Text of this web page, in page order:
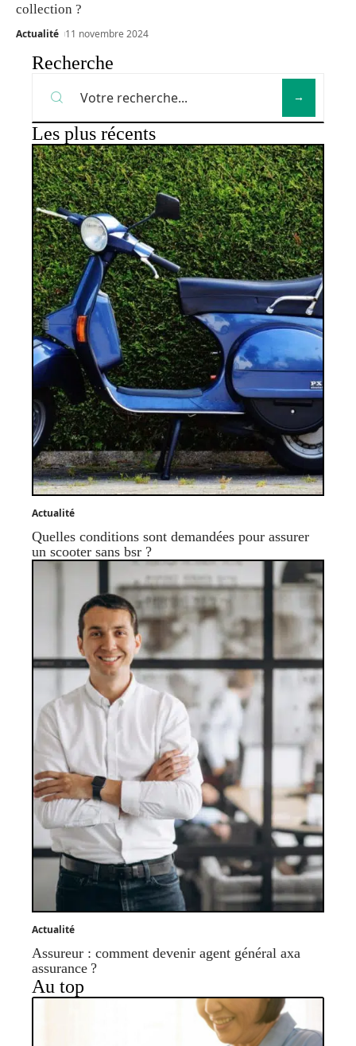
collection ?
Actualité 11 novembre 2024
Recherche
Les plus récents
Actualité
Quelles conditions sont demandées pour assurer
un scooter sans bsr ?
Actualité
Assureur : comment devenir agent général axa
assurance ?
Au top